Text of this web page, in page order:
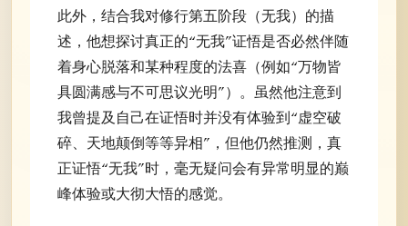
此外，结合我对修行第五阶段（无我）的描
述，他想探讨真正的“无我”证悟是否必然伴随
着身心脱落和某种程度的法喜（例如“万物皆
具圆满感与不可思议光明”）。虽然他注意到
我曾提及自己在证悟时并没有体验到“虚空破
碎、天地颠倒等等异相”，但他仍然推测，真
正证悟“无我”时，毫无疑问会有异常明显的巅
峰体验或大彻大悟的感觉。